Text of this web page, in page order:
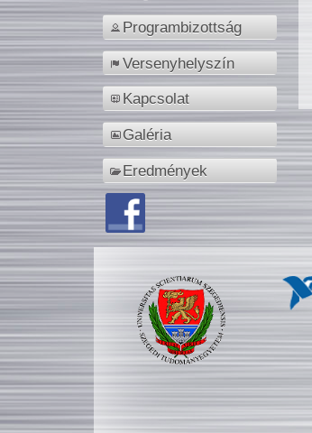
Programbizottság
Versenyhelyszín
Kapcsolat
Galéria
Eredmények